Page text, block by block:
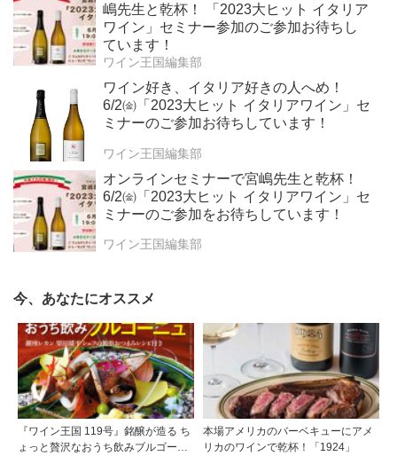
嶋先生と乾杯！ 「2023大ヒット イタリア
ワイン」セミナー参加のご参加お待ちし
ています！
ワイン王国編集部
ワイン好き、イタリア好きの人へめ！
6/2㈮「2023大ヒット イタリアワイン」セ
ミナーのご参加お待ちしています！
ワイン王国編集部
オンラインセミナーで宮嶋先生と乾杯！
6/2㈮「2023大ヒット イタリアワイン」セ
ミナーのご参加をお待ちしています！
ワイン王国編集部
今、あなたにオススメ
『ワイン王国 119号』銘醸が造る ち
ょっと贅沢なおうち飲みブルゴーニ
本場アメリカのバーベキューにアメ
リカのワインで乾杯！「1924」